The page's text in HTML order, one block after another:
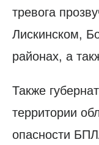
тревога
Лискинском,
районах, а
Также
территории
опасности